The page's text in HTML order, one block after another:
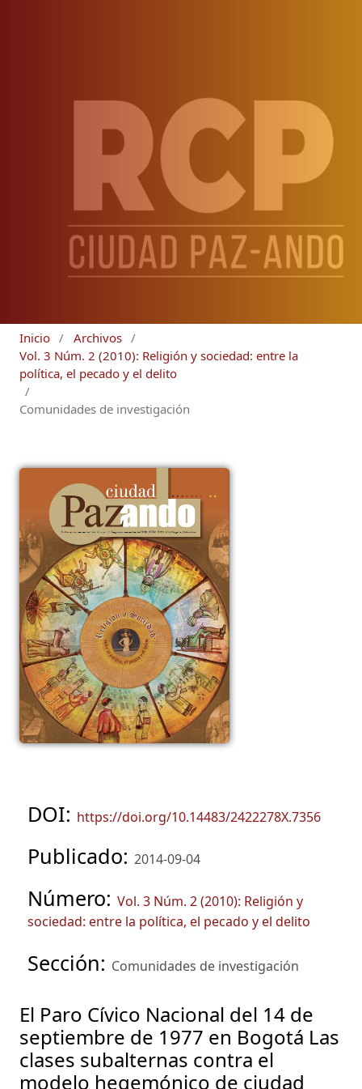
Inicio / Archivos /
Vol. 3 Núm. 2 (2010): Religión y sociedad: entre la
política, el pecado y el delito
/
Comunidades de investigación
DOI: https://doi.org/10.14483/2422278X.7356
Publicado: 2014-09-04
Número: Vol. 3 Núm. 2 (2010): Religión y
sociedad: entre la política, el pecado y el delito
Sección: Comunidades de investigación
El Paro Cívico Nacional del 14 de
septiembre de 1977 en Bogotá Las
clases subalternas contra el
modelo hegemónico de ciudad